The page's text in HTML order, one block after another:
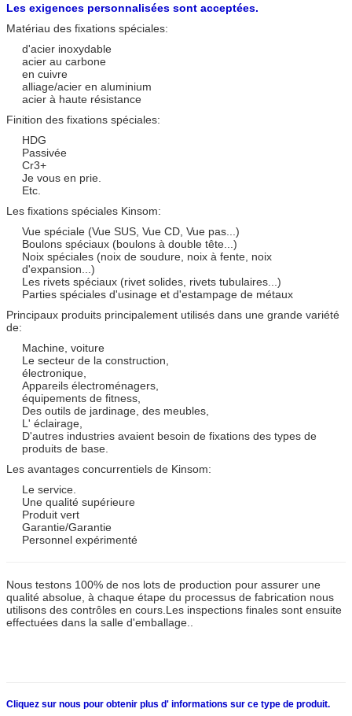
Les exigences personnalisées sont acceptées.
Matériau des fixations spéciales:
d'acier inoxydable
acier au carbone
en cuivre
alliage/acier en aluminium
acier à haute résistance
Finition des fixations spéciales:
HDG
Passivée
Cr3+
Je vous en prie.
Etc.
Les fixations spéciales Kinsom:
Vue spéciale (Vue SUS, Vue CD, Vue pas...)
Boulons spéciaux (boulons à double tête...)
Noix spéciales (noix de soudure, noix à fente, noix
d'expansion...)
Les rivets spéciaux (rivet solides, rivets tubulaires...)
Parties spéciales d'usinage et d'estampage de métaux
Principaux produits principalement utilisés dans une grande variété
de:
Machine, voiture
Le secteur de la construction,
électronique,
Appareils électroménagers,
équipements de fitness,
Des outils de jardinage, des meubles,
L' éclairage,
D'autres industries avaient besoin de fixations des types de
produits de base.
Les avantages concurrentiels de Kinsom:
Le service.
Une qualité supérieure
Produit vert
Garantie/Garantie
Personnel expérimenté
Nous testons 100% de nos lots de production pour assurer une
qualité absolue, à chaque étape du processus de fabrication nous
utilisons des contrôles en cours.Les inspections finales sont ensuite
effectuées dans la salle d'emballage..
Cliquez sur nous pour obtenir plus d' informations sur ce type de produit.